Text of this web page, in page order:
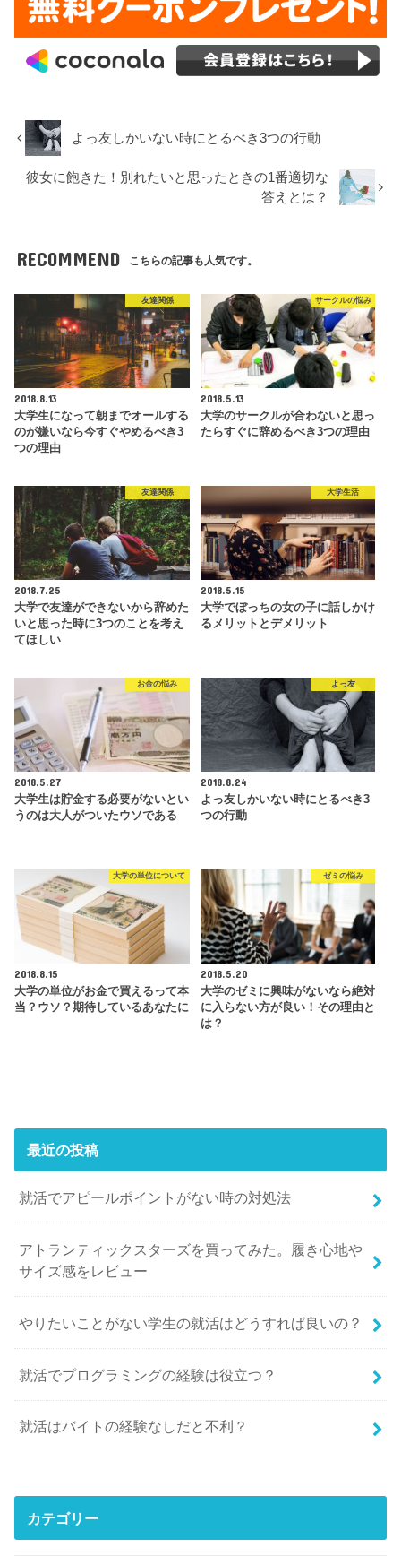
よっ友しかいない時にとるべき3つの行動
彼女に飽きた！別れたいと思ったときの1番適切な
答えとは？
RECOMMEND こちらの記事も人気です。
友達関係
2018.8.13
大学生になって朝までオールする
のが嫌いなら今すぐやめるべき3
つの理由
サークルの悩み
2018.5.13
大学のサークルが合わないと思っ
たらすぐに辞めるべき3つの理由
友達関係
2018.7.25
大学で友達ができないから辞めた
いと思った時に3つのことを考え
てほしい
大学生活
2018.5.15
大学でぼっちの女の子に話しかけ
るメリットとデメリット
お金の悩み
2018.5.27
大学生は貯金する必要がないとい
うのは大人がついたウソである
よっ友
2018.8.24
よっ友しかいない時にとるべき3
つの行動
大学の単位について
2018.8.15
大学の単位がお金で買えるって本
当？ウソ？期待しているあなたに
ゼミの悩み
2018.5.20
大学のゼミに興味がないなら絶対
に入らない方が良い！その理由と
は？
最近の投稿
就活でアピールポイントがない時の対処法
アトランティックスターズを買ってみた。履き心地や
サイズ感をレビュー
やりたいことがない学生の就活はどうすれば良いの？
就活でプログラミングの経験は役立つ？
就活はバイトの経験なしだと不利？
カテゴリー